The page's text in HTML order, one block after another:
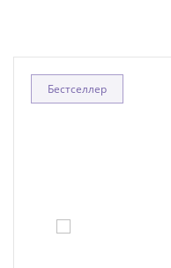
Бестселлер